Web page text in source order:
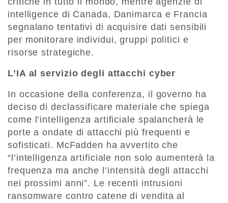
intelligence di Canada, Danimarca e Francia
segnalano tentativi di acquisire dati sensibili
per monitorare individui, gruppi politici e
risorse strategiche.
L’IA al servizio degli attacchi cyber
In occasione della conferenza, il governo ha
deciso di declassificare materiale che spiega
come l’intelligenza artificiale spalancherà le
porte a ondate di attacchi più frequenti e
sofisticati. McFadden ha avvertito che
“l’intelligenza artificiale non solo aumenterà la
frequenza ma anche l’intensità degli attacchi
nei prossimi anni”. Le recenti intrusioni
ransomware contro catene di vendita al